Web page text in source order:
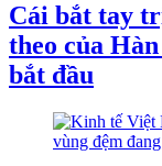
Cái bắt tay
theo của
bắt đầu